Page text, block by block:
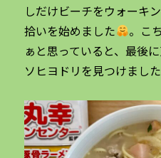
しだけビーチをウォーキ
拾いを始めました
。こ
ぁと思っていると、最後
ソヒヨドリを見つけました